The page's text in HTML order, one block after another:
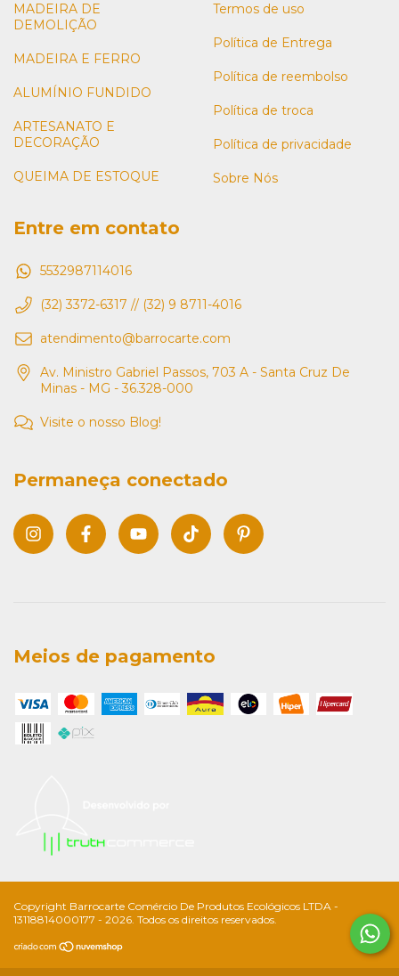
MADEIRA DE
DEMOLIÇÃO
MADEIRA E FERRO
ALUMÍNIO FUNDIDO
ARTESANATO E
DECORAÇÃO
QUEIMA DE ESTOQUE
Termos de uso
Política de Entrega
Política de reembolso
Política de troca
Política de privacidade
Sobre Nós
Entre em contato
5532987114016
(32) 3372-6317 // (32) 9 8711-4016
atendimento@barrocarte.com
Av. Ministro Gabriel Passos, 703 A - Santa Cruz De
Minas - MG - 36.328-000
Visite o nosso Blog!
Permaneça conectado
Meios de pagamento
Copyright Barrocarte Comércio De Produtos Ecológicos LTDA -
13118814000177 - 2026. Todos os direitos reservados.